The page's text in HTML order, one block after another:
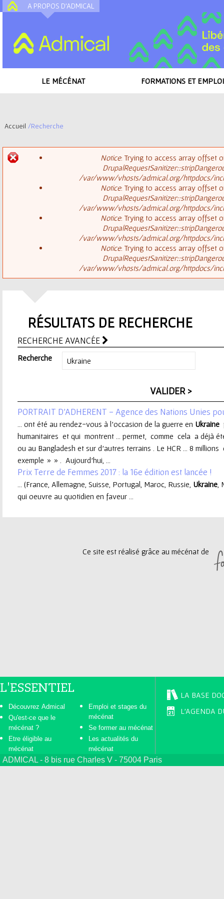
A PROPOS D'ADMICAL
LE MÉCÉNAT FORMATIONS ET
Accueil /Recherche
e
d
r
r
e
u
Notice: Trying to access array offset
/var/www/vhosts/admical.org/httpdocs/
Notice: Trying to access array offset
/var/www/vhosts/admical.org/httpdocs/
Notice: Trying to access array offset
/var/www/vhosts/admical.org/httpdocs/
Notice: Trying to access array offset
/var/www/vhosts/admical.org/httpdocs/
RÉSULTATS DE RECHERCHE
RECHERCHE AVANCÉE
Recherche
PORTRAIT D'ADHERENT - Agence des Nations Unies
... ont été au rendez-vous à l’occasion de la guerre en Ukraine
humanitaires et qui montrent ... permet, comme cela a déjà
ou au Bangladesh et sur d’autres terrains . Le HCR ... 8
exemple » » . Aujourd’hui, ...
Prix Terre de Femmes 2017 : la 16e édition est lancée !
... (France, Allemagne, Suisse, Portugal, Maroc, Russie, Ukraine
qui oeuvre au quotidien en faveur ...
Ce site est réalisé grâce au mécénat de
L'ESSENTIEL
Découvrez Admical
Qu'est-ce que le
mécénat ?
Etre éligible au
mécénat
Emploi et stages du
mécénat
Se former au mécénat
Les actualités du
mécénat
LA BASE
L'AGENDA
ADMICAL - 8 bis rue Charles V - 75004 Paris